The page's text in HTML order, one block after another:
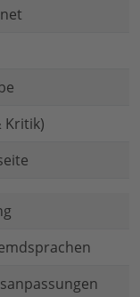
Kritik)